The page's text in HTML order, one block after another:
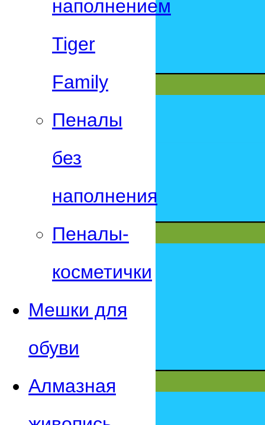
наполнением
Tiger
Family
Пеналы
без
наполнения
Пеналы-
косметички
Мешки для
обуви
Алмазная